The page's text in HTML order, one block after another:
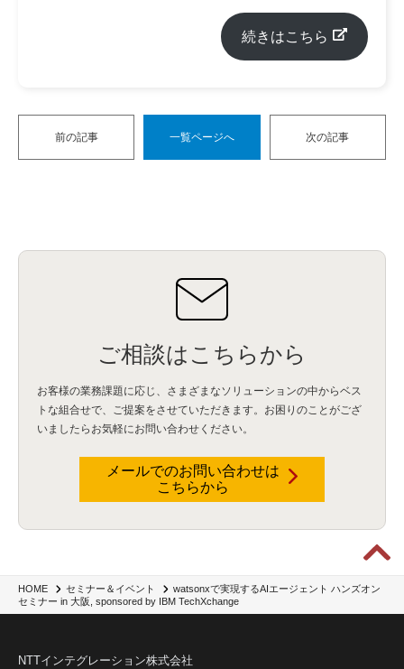
HOME セミナー＆イベント
watsonxで実現するAIエージェント ハンズオン
セミナー in 大阪, sponsored by IBM TechXchange
続きはこちら
前の記事 一覧ページへ 次の記事
ご相談はこちらから
お客様の業務課題に応じ、さまざまなソリューションの中からベス
トな組合せで、
ご提案をさせていただきます。お困りのことがござ
いましたらお気軽にお問い合わせください。
メールでのお問い合わせは
こちらから
NTTインテグレーション株式会社